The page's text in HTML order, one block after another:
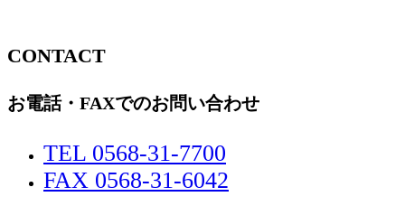
CONTACT
お電話・FAXでのお問い合わせ
TEL 0568-31-7700
FAX 0568-31-6042